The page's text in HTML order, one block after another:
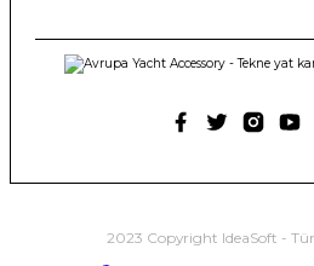
2023 Copyright IdeaSoft -